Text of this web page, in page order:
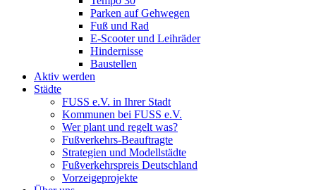
Parken auf Gehwegen
Fuß und Rad
E-Scooter und Leihräder
Hindernisse
Baustellen
Aktiv werden
Städte
FUSS e.V. in Ihrer Stadt
Kommunen bei FUSS e.V.
Wer plant und regelt was?
Fußverkehrs-Beauftragte
Strategien und Modellstädte
Fußverkehrspreis Deutschland
Vorzeigeprojekte